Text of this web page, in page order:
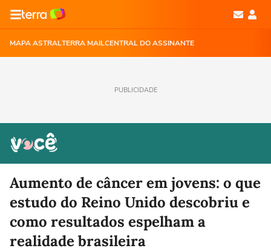
MAPA ASTRALTERRA MAILCENTRAL DO ASSINANTE
PUBLICIDADE
Aumento de câncer em jovens: o que
estudo do Reino Unido descobriu e
como resultados espelham a
realidade brasileira